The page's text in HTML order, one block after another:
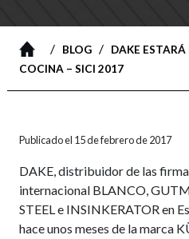
/ BLOG/
DAKE ESTARÁ
COCINA – SICI 2017
Publicado el 15 de febrero de 2017
DAKE, distribuidor de las
internacional BLANCO,
STEEL e INSINKERATOR en
hace unos meses de la marca